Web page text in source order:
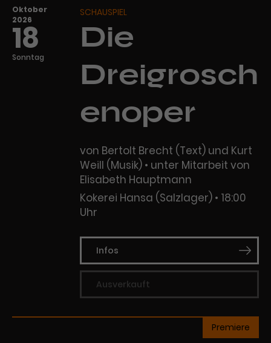
Oktober
2026
18
Sonntag
SCHAUSPIEL
Die
Dreigrosch
enoper
von Bertolt Brecht (Text) und Kurt
Weill (Musik) • unter Mitarbeit von
Elisabeth Hauptmann
Kokerei Hansa (Salzlager)
18:00
Uhr
Infos
Ausverkauft
Premiere